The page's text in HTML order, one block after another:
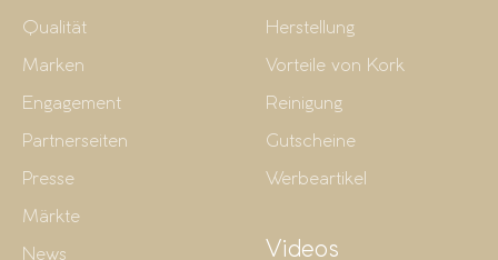
Qualität
Marken
Engagement
Partnerseiten
Presse
Märkte
News
Herstellung
Vorteile von Kork
Reinigung
Gutscheine
Werbeartikel
Videos